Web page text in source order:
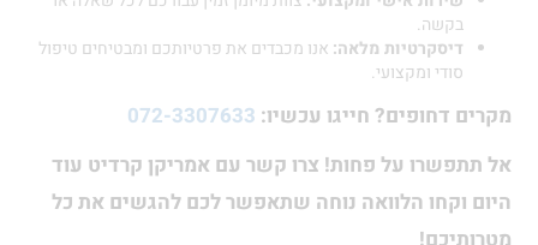
דיסקרטיות מלאה:אנו מכבדים את פרטיותכם ומבטיחים טיפול
סודי ומקצועי.
דחופים? חייגו עכשיו: 072-3307633
על פחות! צרו קשר עם אמריקן קרדיט עוד
הלוואה נוחה שתאפשר לכם להגשים את כל